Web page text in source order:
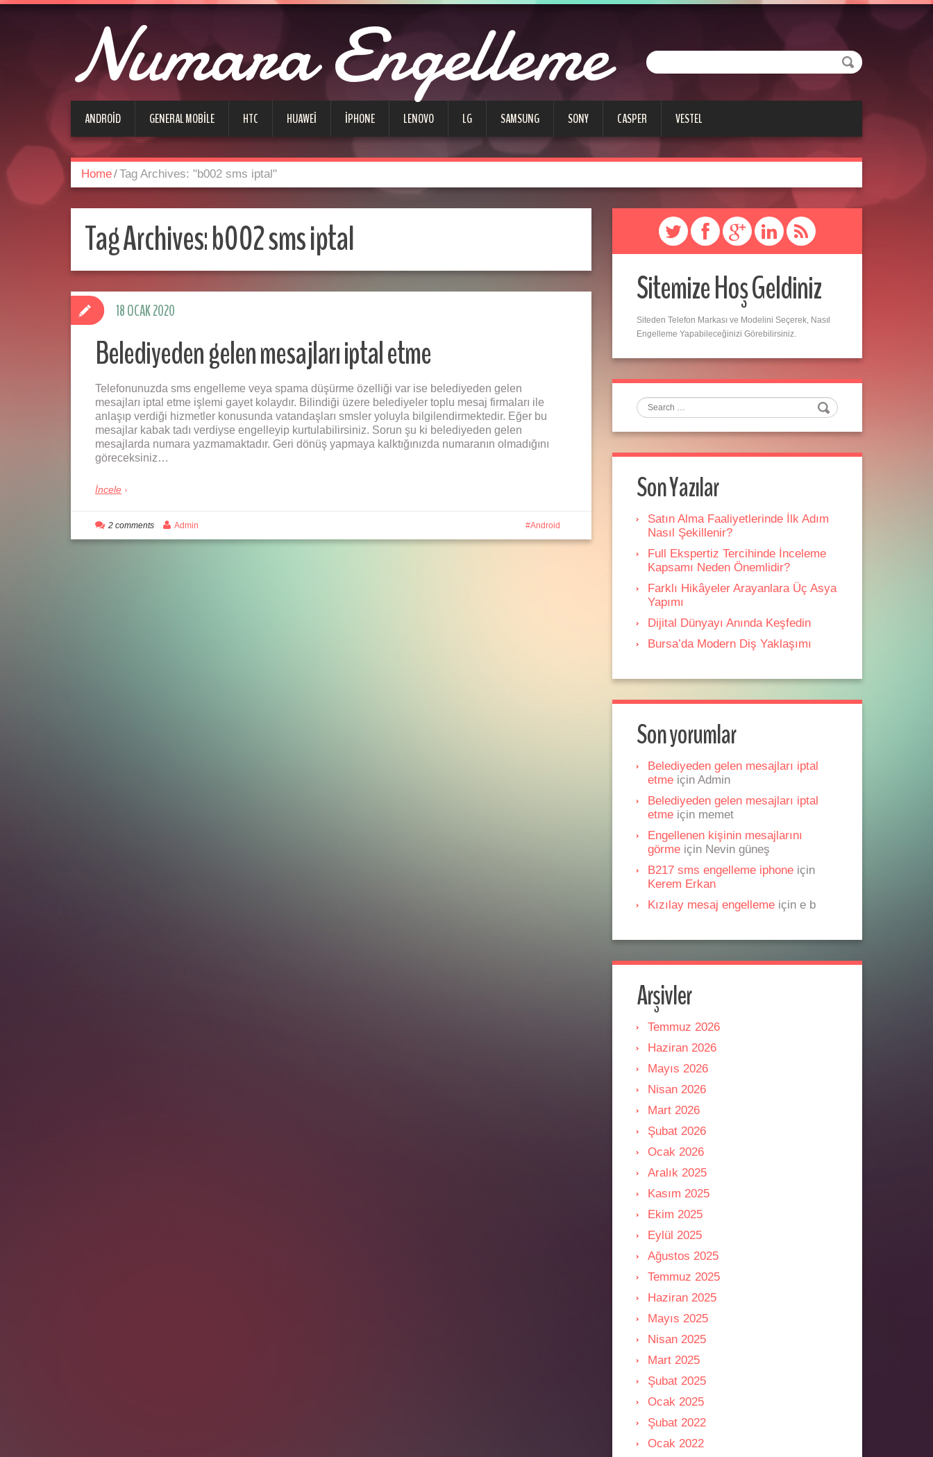
Numara Engelleme
ANDROID GENERAL MOBILE HTC HUAWEI IPHONE LENOVO LG SAMSUNG SONY CASPER VESTEL
Home/Tag Archives: "b002 sms iptal"
Tag Archives:b002 sms iptal
Belediyeden gelen mesajları iptal etme
Telefonunuzda sms engelleme veya spama düşürme özelliği var ise belediyeden gelen
mesajları iptal etme işlemi gayet kolaydır. Bilindiği üzere belediyeler toplu mesaj firmaları ile
anlaşıp verdiği hizmetler konusunda vatandaşları smsler yoluyla bilgilendirmektedir. Eğer bu
mesajlar kabak tadı verdiyse engelleyip kurtulabilirsiniz. Sorun şu ki belediyeden gelen
mesajlarda numara yazmamaktadır. Geri dönüş yapmaya kalktığınızda numaranın olmadığını
göreceksiniz…
İncele
18 OCAK 2020
Android
2 comments Admin
Sitemize Hoş Geldiniz
Siteden Telefon Markası ve Modelini Seçerek, Nasıl
Engelleme Yapabileceğinizi Görebilirsiniz.
Search
Son Yazılar
Satın Alma Faaliyetlerinde İlk Adım
Nasıl Şekillenir?
Full Ekspertiz Tercihinde İnceleme
Kapsamı Neden Önemlidir?
Farklı Hikâyeler Arayanlara Üç Asya
Yapımı
Dijital Dünyayı Anında Keşfedin
Bursa’da Modern Diş Yaklaşımı
Son yorumlar
Belediyeden gelen mesajları iptal
etme için Admin
Belediyeden gelen mesajları iptal
etme için memet
Engellenen kişinin mesajlarını
görme için Nevin güneş
B217 sms engelleme iphone için
Kerem Erkan
Kızılay mesaj engelleme için e b
Arşivler
Temmuz 2026
Haziran 2026
Mayıs 2026
Nisan 2026
Mart 2026
Şubat 2026
Ocak 2026
Aralık 2025
Kasım 2025
Ekim 2025
Eylül 2025
Ağustos 2025
Temmuz 2025
Haziran 2025
Mayıs 2025
Nisan 2025
Mart 2025
Şubat 2025
Ocak 2025
Şubat 2022
Ocak 2022